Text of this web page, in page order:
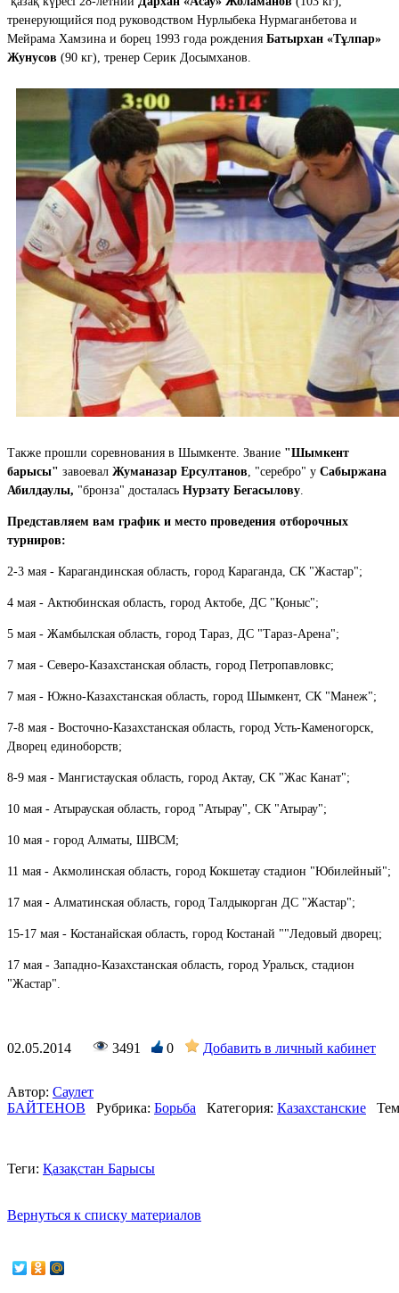
тренерующийся под руководством Нурлыбека Нурмаганбетова и
Мейрама Хамзина и борец 1993 года рождения Батырхан «Тұлпар»
Жунусов (90 кг), тренер Серик Досымханов.
Также прошли соревнования в Шымкенте. Звание "Шымкент
барысы" завоевал Жуманазар Ерсултанов , "серебро" у Сабыржана
Абилдаулы, "бронза" досталась Нурзату Бегасылову
Представляем вам график и место проведения отборочных
турниров:
2-3 мая - Карагандинская область, город Караганда, СК "Жастар";
4 мая - Актюбинская область, город Актобе, ДС "Қоныс";
5 мая - Жамбылская область, город Тараз, ДС "Тараз-Арена";
7 мая - Северо-Казахстанская область, город Петропавловкс;
7 мая - Южно-Казахстанская область, город Шымкент, СК "Манеж";
7-8 мая - Восточно-Казахстанская область, город Усть-Каменогорск,
Дворец единоборств;
8-9 мая - Мангистауская область, город Актау, СК "Жас Канат";
10 мая - Атырауская область, город "Атырау", СК "Атырау";
10 мая - город Алматы, ШВСМ;
11 мая - Акмолинская область, город Кокшетау стадион "Юбилейный";
17 мая - Алматинская область, город Талдыкорган ДС "Жастар";
15-17 мая - Костанайская область, город Костанай ""Ледовый дворец;
17 мая - Западно-Казахстанская область, город Уральск, стадион
"Жастар".
02.05.2014 3491 0 Добавить в личный кабинет
Автор: Саулет
БАЙТЕНОВ
Рубрика: Борьба Категория: Казахстанские
Теги: Қазақстан Барысы
Вернуться к списку материалов